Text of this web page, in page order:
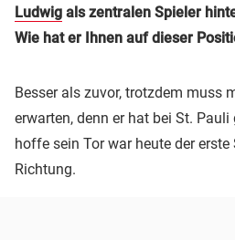
Ludwig als zentralen Spieler
Wie hat er Ihnen auf dieser
Besser als zuvor, trotzdem muss
erwarten, denn er hat bei St.
hoffe sein Tor war heute der
Richtung.